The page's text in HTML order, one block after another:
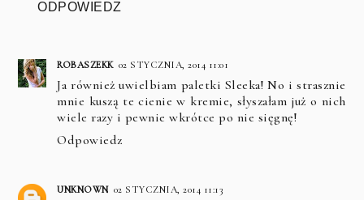
ODPOWIEDZ
ROBASZEKK 02 STYCZNIA, 2014 11:01
Ja również uwielbiam paletki Sleeka! No i strasznie
mnie kuszą te cienie w kremie, słyszałam już o nich
wiele razy i pewnie wkrótce po nie sięgnę!
Odpowiedz
UNKNOWN 02 STYCZNIA, 2014 11:13